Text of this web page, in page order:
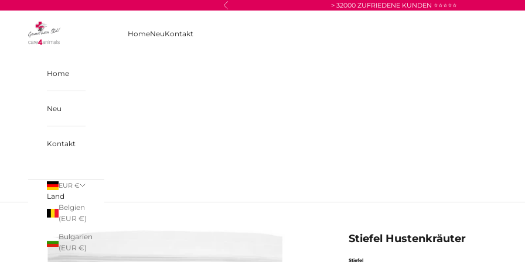
Zurück > 32000 ZUFRIEDENE KUNDEN ⭐⭐⭐⭐⭐
care4animals
HomeNeuKontakt
Home
Neu
Kontakt
EUR €
Land
Belgien
(EUR €)
Bulgarien
(EUR €)
Stiefel Hustenkräuter
Stiefel